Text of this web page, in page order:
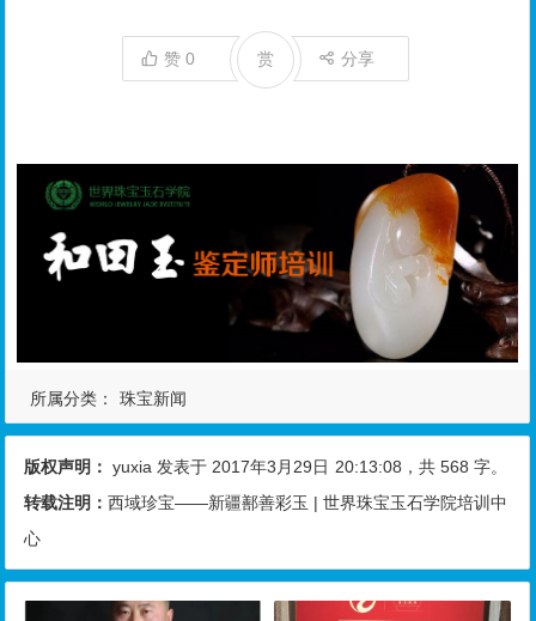
赞0 分享
赏
所属分类： 珠宝新闻
版权声明： yuxia 发表于 2017年3月29日 20:13:08 ，共 568 字。
转载注明：西域珍宝——新疆鄯善彩玉 | 世界珠宝玉石学院培训中
心